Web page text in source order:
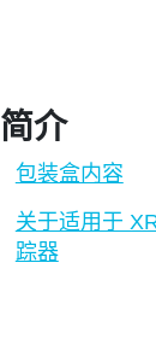
简介
包装盒内容
关于适用于
踪器